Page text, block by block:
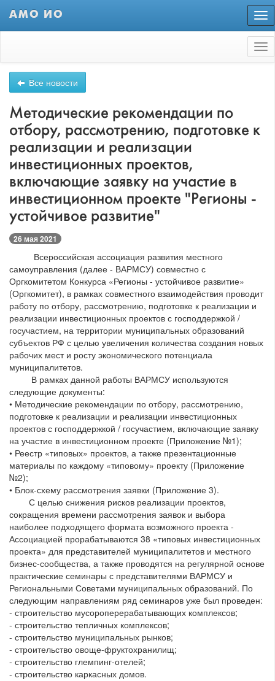
АМО ИО
Все новости
Методические рекомендации по
отбору, рассмотрению, подготовке к
реализации и реализации
инвестиционных проектов,
включающие заявку на участие в
инвестиционном проекте "Регионы -
устойчивое развитие"
26 мая 2021
Всероссийская ассоциация развития местного
самоуправления (далее - ВАРМСУ) совместно с
Оргкомитетом Конкурса «Регионы - устойчивое развитие»
(Оргкомитет), в рамках совместного взаимодействия проводит
работу по отбору, рассмотрению, подготовке к реализации и
реализации инвестиционных проектов с господдержкой /
госучастием, на территории муниципальных образований
субъектов РФ с целью увеличения количества создания новых
рабочих мест и росту экономического потенциала
муниципалитетов.
В рамках данной работы ВАРМСУ используются
следующие документы:
• Методические рекомендации по отбору, рассмотрению,
подготовке к реализации и реализации инвестиционных
проектов с господдержкой / госучастием, включающие заявку
на участие в инвестиционном проекте (Приложение №1);
• Реестр «типовых» проектов, а также презентационные
материалы по каждому «типовому» проекту (Приложение
№2);
• Блок-схему рассмотрения заявки (Приложение 3).
С целью снижения рисков реализации проектов,
сокращения времени рассмотрения заявок и выбора
наиболее подходящего формата возможного проекта -
Ассоциацией прорабатываются 38 «типовых инвестиционных
проекта» для представителей муниципалитетов и местного
бизнес-сообщества, а также проводятся на регулярной основе
практические семинары с представителями ВАРМСУ и
Региональными Советами муниципальных образований. По
следующим направлениям ряд семинаров уже был проведен:
- строительство мусороперерабатывающих комплексов;
- строительство тепличных комплексов;
- строительство муниципальных рынков;
- строительство овоще-фруктохранилищ;
- строительство глемпинг-отелей;
- строительство каркасных домов.